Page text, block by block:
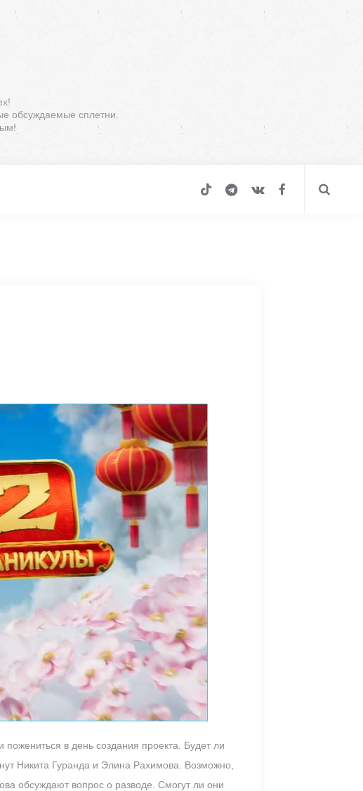
обсуждаемые сплетни.
в день создания проекта. Будет ли
Никита Гуранда и Элина Рахимова. Возможно,
обсуждают вопрос о разводе. Смогут ли они